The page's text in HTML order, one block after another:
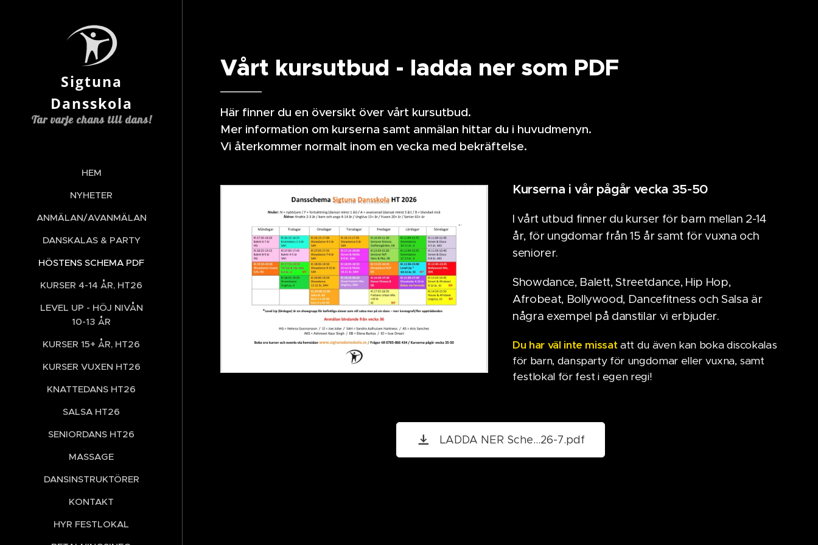
Sigtuna
Dansskola
Tar varje chans till dans!
HEM
NYHETER
ANMÄLAN/AVANMÄLAN
DANSKALAS & PARTY
HÖSTENS SCHEMA PDF
KURSER 4-14 ÅR, HT26
LEVEL UP - HÖJ NIVÅN
10-13 ÅR
KURSER 15+ ÅR, HT26
KURSER VUXEN HT26
KNATTEDANS HT26
SALSA HT26
SENIORDANS HT26
MASSAGE
DANSINSTRUKTÖRER
KONTAKT
HYR FESTLOKAL
Vårt kursutbud - ladda ner som PDF
Här finner du en översikt över vårt kursutbud.
Mer information om kurserna samt anmälan hittar du i huvudmenyn.
Vi återkommer normalt inom en vecka med bekräftelse.
Kurserna i vår pågår vecka 35-50
I vårt utbud finner du kurser för barn mellan 2-14
år, för ungdomar från 15 år samt för vuxna och
seniorer.
Showdance, Balett, Streetdance, Hip Hop,
Afrobeat, Bollywood, Dancefitness och Salsa är
några exempel på danstilar vi erbjuder.
Du har väl inte missatatt du även kan boka discokalas
för barn, dansparty för ungdomar eller vuxna, samt
festlokal för fest i egen regi!
LADDA NER Sche...26-7.pdf